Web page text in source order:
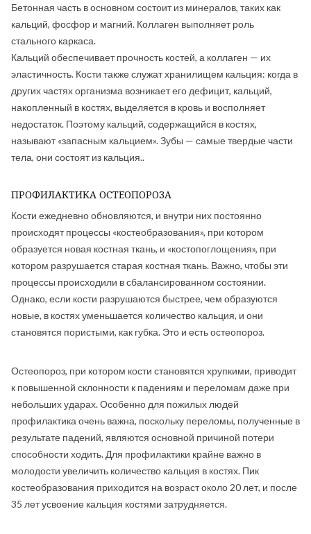
Бетонная часть в основном состоит из минералов, таких как
кальций, фосфор и магний. Коллаген выполняет роль
стального каркаса.
Кальций обеспечивает прочность костей, а коллаген — их
эластичность. Кости также служат хранилищем кальция: когда в
других частях организма возникает его дефицит, кальций,
накопленный в костях, выделяется в кровь и восполняет
недостаток. Поэтому кальций, содержащийся в костях,
называют «запасным кальцием». Зубы — самые твердые части
тела, они состоят из кальция..
ПРОФИЛАКТИКА ОСТЕОПОРОЗА
Кости ежедневно обновляются, и внутри них постоянно
происходят процессы «костеобразования», при котором
образуется новая костная ткань, и «костопоглощения», при
котором разрушается старая костная ткань. Важно, чтобы эти
процессы происходили в сбалансированном состоянии.
Однако, если кости разрушаются быстрее, чем образуются
новые, в костях уменьшается количество кальция, и они
становятся пористыми, как губка. Это и есть остеопороз.
Остеопороз, при котором кости становятся хрупкими, приводит
к повышенной склонности к падениям и переломам даже при
небольших ударах. Особенно для пожилых людей
профилактика очень важна, поскольку переломы, полученные в
результате падений, являются основной причиной потери
способности ходить. Для профилактики крайне важно в
молодости увеличить количество кальция в костях. Пик
костеобразования приходится на возраст около 20 лет, и после
35 лет усвоение кальция костями затрудняется.